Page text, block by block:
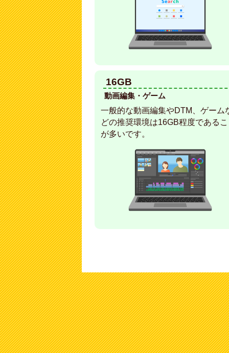
16GB
動画編集・ゲーム
一般的な動画編集やDTM、ゲーム
どの推奨環境は16GB程度である
が多いです。